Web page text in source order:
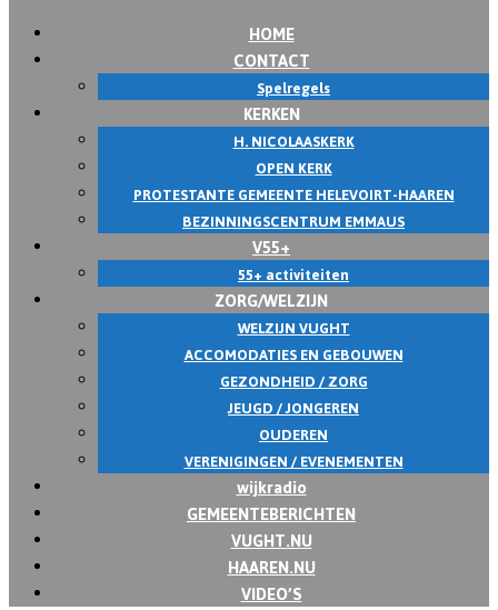
HOME
CONTACT
Spelregels
KERKEN
H. NICOLAASKERK
OPEN KERK
PROTESTANTE GEMEENTE HELEVOIRT-HAAREN
BEZINNINGSCENTRUM EMMAUS
V55+
55+ activiteiten
ZORG/WELZIJN
WELZIJN VUGHT
ACCOMODATIES EN GEBOUWEN
GEZONDHEID / ZORG
JEUGD / JONGEREN
OUDEREN
VERENIGINGEN / EVENEMENTEN
wijkradio
GEMEENTEBERICHTEN
VUGHT.NU
HAAREN.NU
VIDEO’S